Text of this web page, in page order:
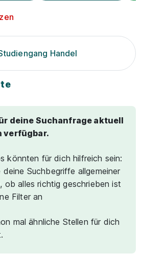
Handel
deine Suchanfrage aktuell
verfügbar.
könnten für dich hilfreich sein:
deine Suchbegriffe allgemeiner
ob alles richtig geschrieben ist
Filter an
mal ähnliche Stellen für dich